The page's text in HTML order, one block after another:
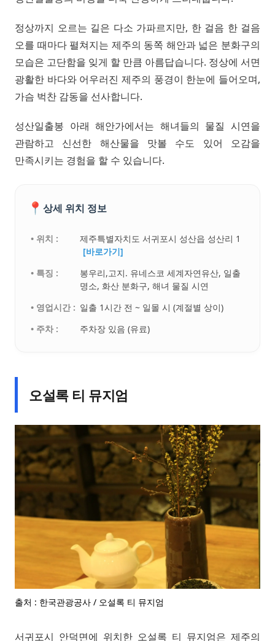
정상까지 오르는 길은 다소 가파르지만, 한 걸음 한 걸음
오를 때마다 펼쳐지는 제주의 동쪽 해안과 넓은 분화구의
모습은 고단함을 잊게 할 만큼 아름답습니다. 정상에 서면
광활한 바다와 어우러진 제주의 풍경이 한눈에 들어오며,
가슴 벅찬 감동을 선사합니다.
성산일출봉 아래 해안가에서는 해녀들의 물질 시연을
관람하고 신선한 해산물을 맛볼 수도 있어 오감을
만족시키는 경험을 할 수 있습니다.
📍 상세 위치 정보
• 위치 :
제주특별자치도 서귀포시 성산읍 성산리 1
[바로가기]
• 특징 :
봉우리,고지. 유네스코 세계자연유산, 일출
명소, 화산 분화구, 해녀 물질 시연
• 영업시간 : 일출 1시간 전 ~ 일몰 시 (계절별 상이)
• 주차 :
주차장 있음 (유료)
오설록 티 뮤지엄
출처 : 한국관광공사 / 오설록 티 뮤지엄
서귀포시 안덕면에 위치한 오설록 티 뮤지엄은 제주의